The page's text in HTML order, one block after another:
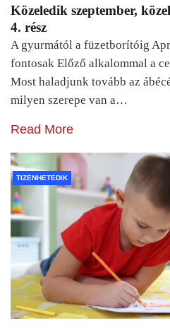
Közeledik szeptember,
4. rész
A gyurmától a füzetborítóig
fontosak Előző alkalommal a
Most haladjunk tovább az
milyen szerepe van a…
Read More
TIZENHETEDIK